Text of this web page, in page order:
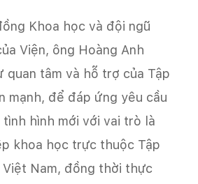
Khoa học và đội ngũ
Viện, ông Hoàng Anh
quan tâm và hỗ trợ của Tập
mạnh, để đáp ứng yêu cầu
hình mới với vai trò là
khoa học trực thuộc Tập
Nam, đồng thời thực